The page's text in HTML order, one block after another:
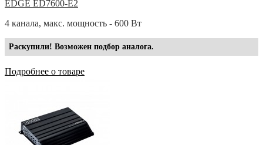
EDGE ED7600-E2
4 канала, макс. мощность - 600 Вт
Раскупили! Возможен подбор аналога.
Подробнее о товаре